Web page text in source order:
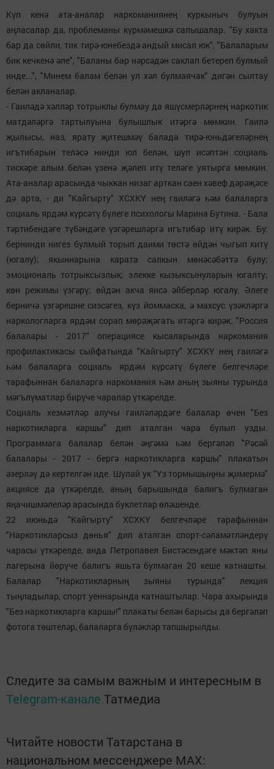
Күп кенә ата-аналар наркоманиянең куркыныч булуын
аңласалар да, проблеманы күрмәмешкә салышалар. "Бу хакта
бар да сөйли, тик тирә-юнебездә андый мисал юк", "Балаларым
бик кечкенә әле", "Баланы бар нәрсәдән саклап бетереп булмый
инде...", "Минем балам белән ул хәл булмаячак" дигән сылтау
белән акланалар.
- Гаиләдә хәлләр тотрыклы булмау да яшүсмерләрнең наркотик
матдәләргә тартылуына булышлык итәргә мөмкин. Гаилә
җылысы, наз, ярату җитешмәү балада тирә-юньдәгеләрнең
игътибарын теләсә нинди юл белән, шул исәптән социаль
тискәре алым белән үзенә җәлеп итү теләге уятырга мөмкин.
Ата-аналар арасында чыккан низаг арткан саен хәвеф дәрәҗәсе
дә арта, - ди "Кайгырту" ХСХКҮ нең гаиләгә һәм балаларга
социаль ярдәм күрсәтү бүлеге психологы Марина Бутина. - Бала
тәртибендәге түбәндәге үзгәрешләргә игътибар итү кирәк. Бу:
бернинди нигез булмый торып даими төстә өйдән чыгып китү
(югалу); якыннарына карата салкын мөнәсәбәттә булу;
эмоциональ тотрыксызлык; элекке кызыксынуларын югалту;
көн режимы үзгәрү; өйдән акча яисә әйберләр югалу. Әлеге
берничә үзгәрешне сизсәгез, күз йоммаска, ә махсус үзәкләргә
наркологларга ярдәм сорап мөрәҗәгать итәргә кирәк. "Россия
балалары - 2017" операциясе кысаларында наркомания
профилактикасы сыйфатында "Кайгырту" ХСХКҮ нең гаиләгә
һәм балаларга социаль ярдәм күрсәтү бүлеге белгечләре
тарафыннан балаларга наркомания һәм аның зыяны турында
мәгълүматлар бирүче чаралар үткәрелде.
Социаль хезмәтләр алучы гаиләләрдәге балалар өчен "Без
наркотикларга каршы" дип аталган чара булып узды.
Программага балалар белән әңгәмә һәм бергәләп "Рәсәй
балалары - 2017 - бергә наркотикларга каршы" плакатын
әзерләү дә кертелгән иде. Шулай ук "Үз тормышыңны җимермә"
акциясе дә үткәрелде, аның барышында балигъ булмаган
яңачишмәлеләр арасында буклетлар өләшенде.
22 июньдә "Кайгырту" ХСХКҮ белгечләре тарафыннан
"Наркотикларсыз дөнья" дип аталган спорт-сәламәтләндерү
чарасы үткәрелде, анда Петропавел Бистәсендәге мәктәп яны
лагерына йөрүче балигъ яшьтә булмаган 20 кеше катнашты.
Балалар "Наркотикларның зыяны турында" лекция
тыңладылар, спорт уеннарында катнаштылар. Чара ахырында
"Без наркотикларга каршы!" плакаты белән барысы да бергәләп
фотога төштеләр, балаларга бүләкләр тапшырылды.
Следите за самым важным и интересным в
Telegram-канале Татмедиа
Читайте новости Татарстана в
национальном мессенджере MАХ: